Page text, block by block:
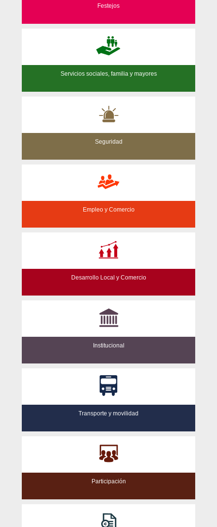
Festejos
Servicios sociales, familia y mayores
Seguridad
Empleo y Comercio
Desarrollo Local y Comercio
Institucional
Transporte y movilidad
Participación